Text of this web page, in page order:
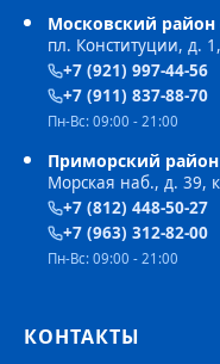
Московский
пл. Конституции, д.
+7 (921) 997-44-56
+7 (911) 837-88-70
Пн-Вс: 09:00 - 21:00
Приморский
Морская наб., д. 39,
+7 (812) 448-50-27
+7 (963) 312-82-00
Пн-Вс: 09:00 - 21:00
КОНТАКТЫ